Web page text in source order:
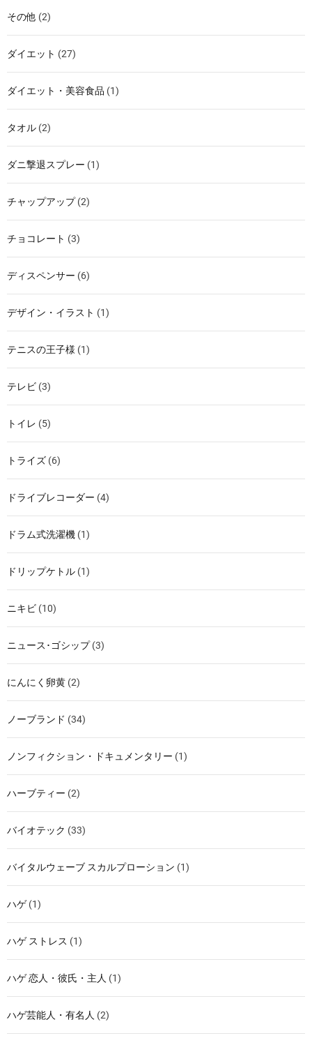
その他 (2)
ダイエット (27)
ダイエット・美容食品 (1)
タオル (2)
ダニ撃退スプレー (1)
チャップアップ(2)
チョコレート (3)
ディスペンサー (6)
デザイン・イラスト (1)
テニスの王子様 (1)
テレビ (3)
トイレ (5)
トライズ (6)
ドライブレコーダー (4)
ドラム式洗濯機 (1)
ドリップケトル (1)
ニキビ (10)
ニュース･ゴシップ(3)
にんにく卵黄 (2)
ノーブランド (34)
ノンフィクション・ドキュメンタリー (1)
ハーブティー (2)
バイオテック (33)
バイタルウェーブ スカルプローション (1)
ハゲ(1)
ハゲ ストレス (1)
ハゲ 恋人・彼氏・主人 (1)
ハゲ芸能人・有名人 (2)